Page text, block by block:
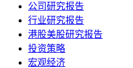
公司研究报告
行业研究报告
港股美股研究报告
投资策略
宏观经济